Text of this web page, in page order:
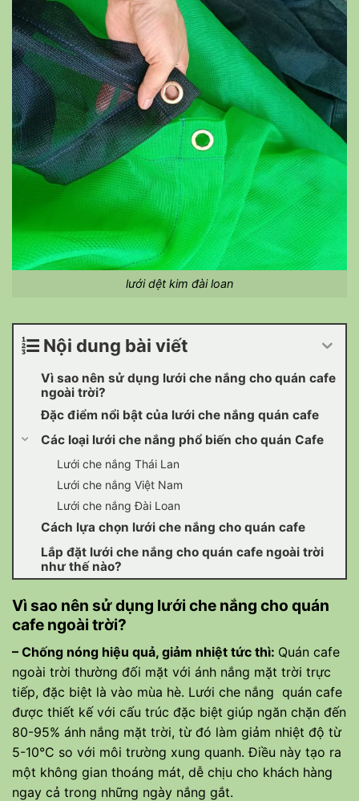
lưới dệt kim đài loan
Nội dung bài viết
Vì sao nên sử dụng lưới che nắng cho quán cafe
ngoài trời?
Đặc điểm nổi bật của lưới che nắng quán cafe
Các loại lưới che nắng phổ biến cho quán Cafe
Lưới che nắng Thái Lan
Lưới che nắng Việt Nam
Lưới che nắng Đài Loan
Cách lựa chọn lưới che nắng cho quán cafe
Lắp đặt lưới che nắng cho quán cafe ngoài trời
như thế nào?
Vì sao nên sử dụng lưới che nắng cho quán
cafe ngoài trời?
– Chống nóng hiệu quả, giảm nhiệt tức thì: Quán cafe
ngoài trời thường đối mặt với ánh nắng mặt trời trực
tiếp, đặc biệt là vào mùa hè. Lưới che nắng quán cafe
được thiết kế với cấu trúc đặc biệt giúp ngăn chặn đến
80-95% ánh nắng mặt trời, từ đó làm giảm nhiệt độ từ
5-10°C so với môi trường xung quanh. Điều này tạo ra
một không gian thoáng mát, dễ chịu cho khách hàng
ngay cả trong những ngày nắng gắt.